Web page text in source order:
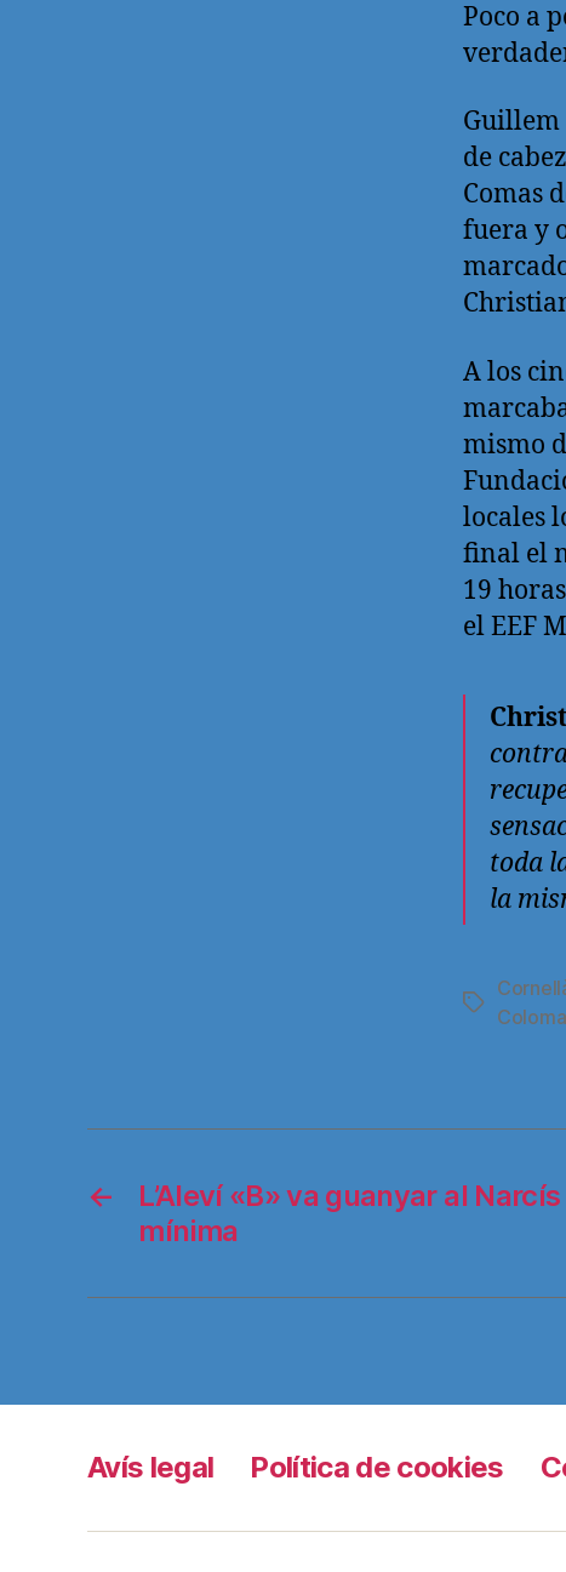
Poco a
Guillem
de
Comas
fuera y
A los
mismo
locales
final el
19
el EEF
toda
la
EtiquetasColoma
←
L’Aleví «B» va guanyar al
mínima
Avís legal Política de cookies